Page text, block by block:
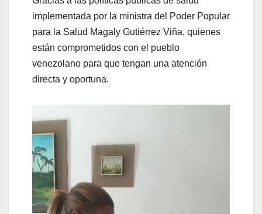
implementada por la ministra del Poder Popular
para la Salud Magaly Gutiérrez Viña, quienes
están comprometidos con el pueblo
venezolano para que tengan una atención
directa y oportuna.